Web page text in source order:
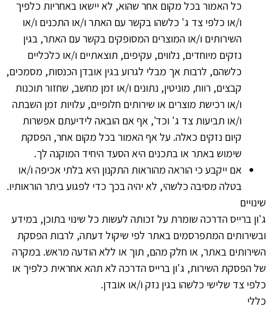
כל האמור בכל מקום אחר שהוא, לא יישאו באחריות כלפיך
ו/או כלפי צד ג' כלשהו בקשר עם האתר ו/או התכנים ו/או
השירותים ו/או המוצרים המסופקים בקשר עם האתר, בגין
נזקים מיוחדים, נלווים, עקיפים, תוצאתיים ו/או כלכליים
כלשהם, לרבות אך מבלי לגרוע בגין אובדן הכנסות, מסמכים,
קבצים, רווח, מוניטין, נתונים ו/או זמן מחשב, שחזור תוכנות
ו/או רכישת מוצרים או שירותים חלופיים, עלויות זמן השבתה
ו/או תביעות צד ג' וכד', אף אם הובאה לידיעתם אפשרות
קיום נזקים כאלה. על אף האמור בכל מקום אחר, הפסקת
שימוש באתר או בתכנים היא הסעד היחיד המוקנה לך.
אם ייקבע כי הוראה מהוראות התקנון היא בלתי אכיפה ו/או
בטלה מסיבה כלשהי, לא יהיה בכך כדי לפגוע ביתר הוראותיו.
שינויים
ג'ון ברייס הדרכה שומרת על זכותה לעשות כל שינוי בתוכן, במידע
ובשירותים המתפרסמים באתר לפי שיקול דעתה, לרבות הפסקת
השירותים באתר, או חלק מהם, תוך או ללא הודעה מראש. במקרה
של הפסקת השירות, ג'ון ברייס הדרכה לא תהא אחראית כלפיך או
כלפי צד שלישי כלשהו בגין נזק ו/או אובדן.
כללי